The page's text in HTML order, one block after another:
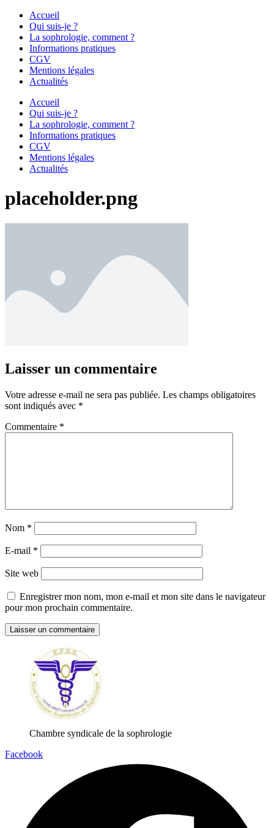
Accueil
Qui suis-je ?
La sophrologie, comment ?
Informations pratiques
CGV
Mentions légales
Actualités
Accueil
Qui suis-je ?
La sophrologie, comment ?
Informations pratiques
CGV
Mentions légales
Actualités
placeholder.png
Laisser un commentaire
Votre adresse e-mail ne sera pas publiée. Les champs obligatoires
sont indiqués avec *
Commentaire *
Nom *
E-mail *
Site web
Enregistrer mon nom, mon e-mail et mon site dans le navigateur
pour mon prochain commentaire.
Chambre syndicale de la sophrologie
Facebook